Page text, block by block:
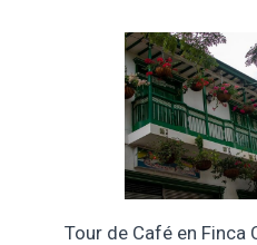
Tour de Café en Finca